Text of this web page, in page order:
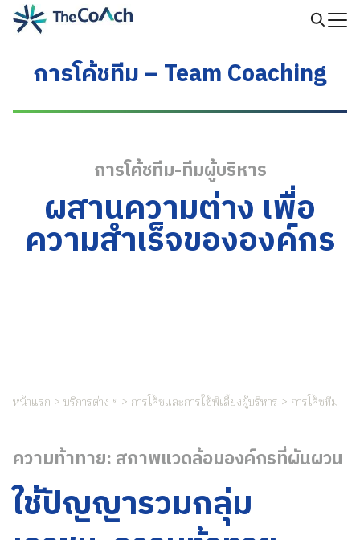
Skip
การโค้ชทีม – Team Coaching
การโค้ชทีม-ทีมผู้บริหาร
ผสานความต่าง เพื่อ
ความสำเร็จขององค์กร
หน้าแรก > บริการต่าง ๆ > การโค้ชและการใช้พี่เลี้ยงผู้บริหาร > การโค้ชทีม
ความท้าทาย: สภาพแวดล้อมองค์กรที่ผันผวน
ใช้ปัญญารวมกลุ่ม